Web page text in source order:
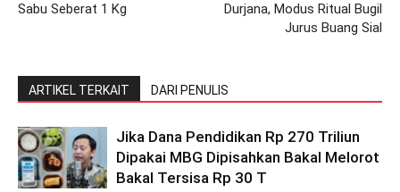
Sabu Seberat 1 Kg
Durjana, Modus Ritual Bugil
Jurus Buang Sial
ARTIKEL TERKAIT DARI PENULIS
Jika Dana Pendidikan Rp 270 Triliun
Dipakai MBG Dipisahkan Bakal Melorot
Bakal Tersisa Rp 30 T